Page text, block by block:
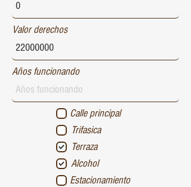
Valor derechos
Años funcionando
Calle principal
Trifasica
Terraza
Alcohol
Estacionamiento